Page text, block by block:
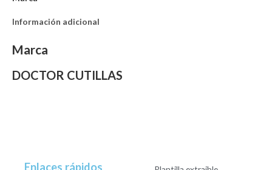
Información adicional
Marca
DOCTOR CUTILLAS
Enlaces rápidos